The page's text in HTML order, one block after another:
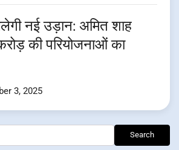
नई उड़ान: अमित शाह
की परियोजनाओं का
3, 2025
Search